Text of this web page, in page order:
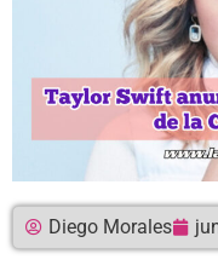
Diego Morales